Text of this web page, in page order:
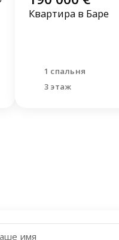
Квартира в Баре
1 спальня
3 этаж